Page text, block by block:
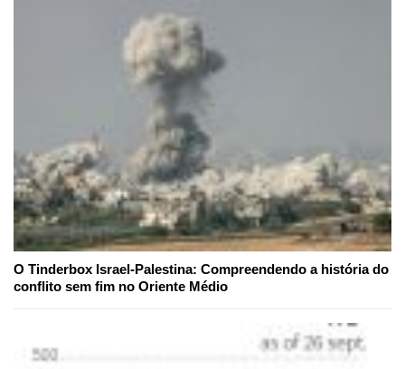
O Tinderbox Israel-Palestina: Compreendendo a história do
conflito sem fim no Oriente Médio